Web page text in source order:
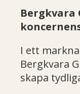
I ett
Bergkvara
skapa